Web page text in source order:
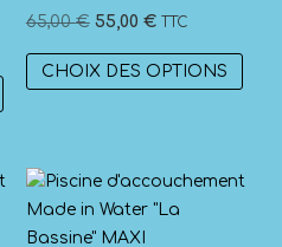
être
produit
Ce
produit
plusieurs
65,00€ Le
prix
initial
55,00 €Le
prix
actuel
TTC
CHOIX DES OPTIONS
Ce